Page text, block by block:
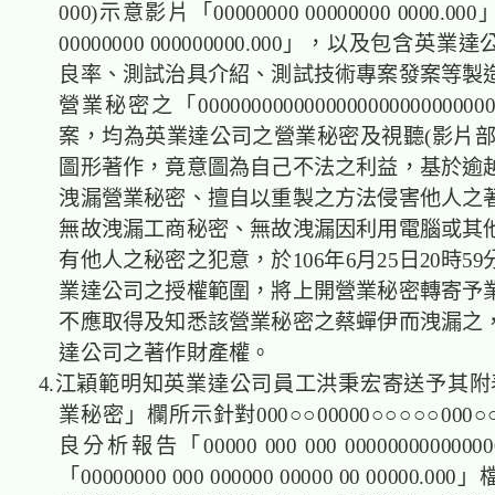
000)示意影片「00000000 00000000 0000.000
00000000 000000000.000」，以及包含英業達
良率、測試治具介紹、測試技術專案發案等製
營業秘密之「
案，均為英業達公司之營業秘密及視聽(影片
圖形著作，竟意圖為自己不法之利益，基於逾
洩漏營業秘密、擅自以重製之方法侵害他人之
無故洩漏工商秘密、無故洩漏因利用電腦或其
有他人之秘密之犯意，於106年6月25日20時59
業達公司之授權範圍，將上開營業秘密轉寄予
不應取得及知悉該營業秘密之蔡蟬伊而洩漏之
達公司之著作財產權。
4.江穎範明知英業達公司員工洪秉宏寄送予其附
業秘密」欄所示針對
良分析報告「00000 000 000
「00000000 000 000000 00000 00 00000.000